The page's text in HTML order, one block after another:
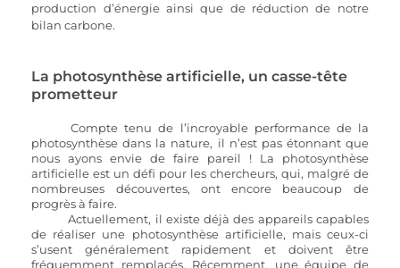
production d’énergie ainsi que de réduction de notre
bilan carbone.
La photosynthèse artificielle, un casse-tête
prometteur
Compte tenu de l’incroyable performance de la
photosynthèse dans la nature, il n’est pas étonnant que
nous ayons envie de faire pareil ! La photosynthèse
artificielle est un défi pour les chercheurs, qui, malgré de
nombreuses découvertes, ont encore beaucoup de
progrès à faire.
	Actuellement, il existe déjà des appareils capables
de réaliser une photosynthèse artificielle, mais ceux-ci
s’usent généralement rapidement et doivent être
fréquemment remplacés. Récemment, une équipe de